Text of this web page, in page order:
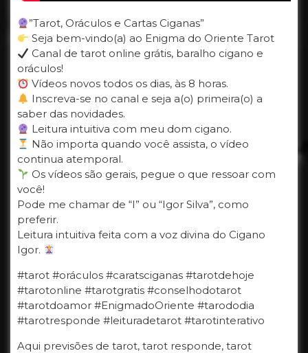
”Tarot, Oráculos e Cartas Ciganas”
Seja bem-vindo(a) ao Enigma do Oriente Tarot
Canal de tarot online grátis, baralho cigano e
oráculos!
Vídeos novos todos os dias, às 8 horas.
Inscreva-se no canal e seja a(o) primeira(o) a
saber das novidades.
Leitura intuitiva com meu dom cigano.
Não importa quando você assista, o vídeo
continua atemporal.
Os vídeos são gerais, pegue o que ressoar com
você!
Pode me chamar de “I” ou “Igor Silva”, como
preferir.
Leitura intuitiva feita com a voz divina do Cigano
Igor.
#tarot #oráculos #caratsciganas #tarotdehoje
#tarotonline #tarotgratis #conselhodotarot
#tarotdoamor #EnigmadoOriente #tarododia
#tarotresponde #leituradetarot #tarotinterativo
Aqui previsões de tarot, tarot responde, tarot